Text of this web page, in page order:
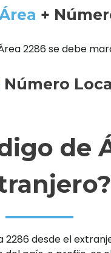
+
2286 se debe
Número
de
desde el